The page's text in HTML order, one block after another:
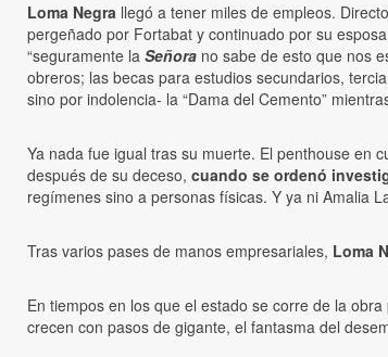
Loma Negra llegó a tener miles de empleos.
pergeñado por Fortabat y continuado por su
“seguramente la Señora no sabe de esto que nos
obreros; las becas para estudios secundarios,
sino por indolencia- la “Dama del Cemento”
Ya nada fue igual tras su muerte. El penthouse en
después de su deceso, cuando se ordenó
regímenes sino a personas físicas. Y ya ni Amalia
Tras varios pases de manos empresariales, Loma
En tiempos en los que el estado se corre de la
crecen con pasos de gigante, el fantasma del